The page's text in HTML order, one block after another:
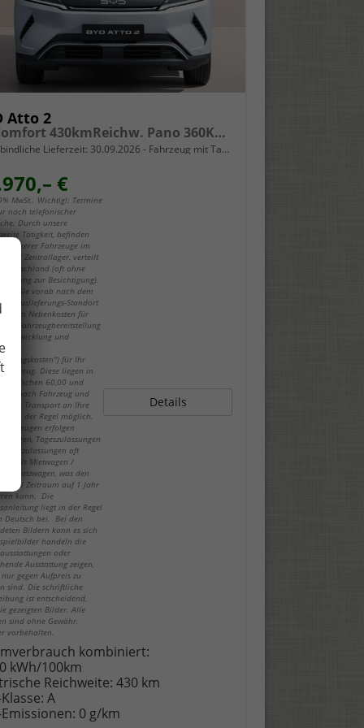
Atto 2
EV Comfort 430kmReichw. Pano 360Kam SHZ
Lieferzeit: 30.09.2026 Fahrzeug mit Tageszulassung
€
MwSt.. Wichtig!: Termine
nach telefonischer
Durch unsere
Tätigkeit, befinden
unserer Fahrzeuge im
/ Zentrallager, verteilt
Deutschland (oft ohne
Zugang zur Besichtigung).
Sie vorab nach dem
/ Auslieferungs-Standort
den Nebenkosten für
/ Fahrzeugbereitstellung
und
für Ihr
Diese liegen in
zwischen 60,00 und
je nach Fahrzeug und
Ein Transport an Ihre
ist in der Regel möglich.
Fahrzeugen erfolgen
Tageszulassungen
oft
als Mietwagen /
Ersatzwagen, was den
HU/AU Zeitraum auf 1 Jahr
kann. Die
liegt in der Regel
Deutsch bei. Bei den
Bildern kann es sich
handeln die
oder
Ausstattung zeigen,
gegen Aufpreis zu
sind. Die schriftliche
ist entscheidend,
gezeigten Bilder. Alle
sind ohne Gewähr.
vorbehalten.
Details
kombiniert:
kWh/100km
Reichweite: 430 km
A
0 g/km